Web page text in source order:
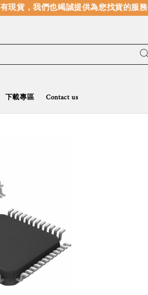
貨，我們也竭誠提供為您找貨的服務。
下載專區 Contact us